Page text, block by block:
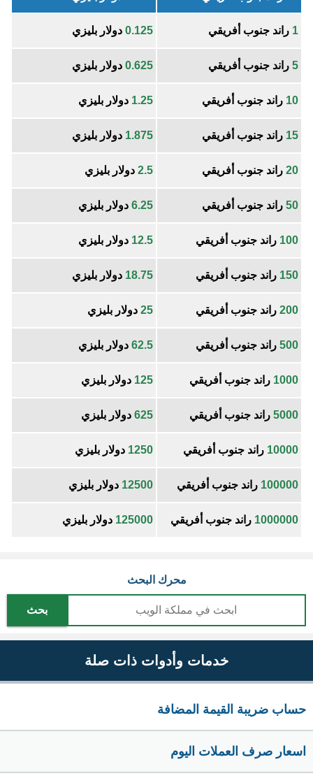
1 راند جنوب أفريقي 0.125 دولار بليزي
5 راند جنوب أفريقي 0.625 دولار بليزي
10 راند جنوب أفريقي 1.25 دولار بليزي
15 راند جنوب أفريقي 1.875 دولار بليزي
20 راند جنوب أفريقي 2.5 دولار بليزي
50 راند جنوب أفريقي 6.25 دولار بليزي
100 راند جنوب أفريقي 12.5 دولار بليزي
150 راند جنوب أفريقي 18.75 دولار بليزي
200 راند جنوب أفريقي 25 دولار بليزي
500 راند جنوب أفريقي 62.5 دولار بليزي
1000 راند جنوب أفريقي 125 دولار بليزي
5000 راند جنوب أفريقي 625 دولار بليزي
10000 راند جنوب أفريقي 1250 دولار بليزي
100000 راند جنوب أفريقي 12500 دولار بليزي
1000000 راند جنوب أفريقي 125000 دولار بليزي
محرك البحث
بحث
خدمات وأدوات ذات صلة
حساب ضريبة القيمة المضافة
اسعار صرف العملات اليوم